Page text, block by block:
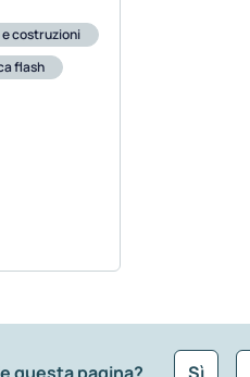
costruzioni
flash